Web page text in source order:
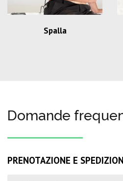
Spalla
Domande
PRENOTAZIONE E